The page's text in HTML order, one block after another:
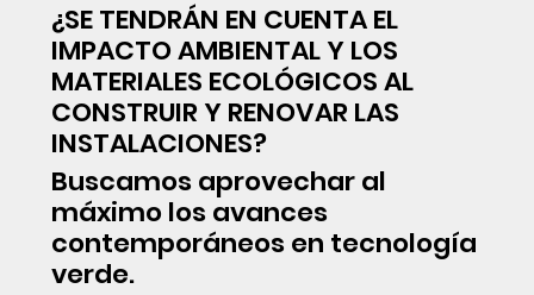
¿SE TENDRÁN EN CUENTA EL
IMPACTO AMBIENTAL Y LOS
MATERIALES ECOLÓGICOS AL
CONSTRUIR Y RENOVAR LAS
INSTALACIONES?
Buscamos aprovechar al
máximo los avances
contemporáneos en tecnología
verde.